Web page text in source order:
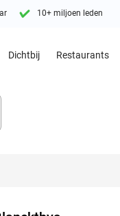
10+ miljoen leden
Dichtbij Restaurants